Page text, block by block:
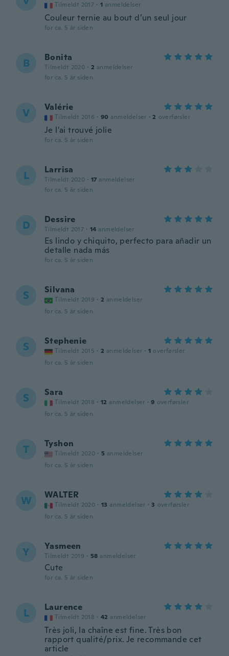
Tilmeldt 2017 · 1 anmeldelser
Couleur ternie au bout d’un seul jour
for ca. 5 år siden
B Bonita
Tilmeldt 2020 · 2 anmeldelser
for ca. 5 år siden
V Valérie
Tilmeldt 2016 · 90 anmeldelser · 2 overførsler
Je l'ai trouvé jolie
for ca. 5 år siden
L Larrisa
Tilmeldt 2020 · 17 anmeldelser
for ca. 5 år siden
D Dessire
Tilmeldt 2017 · 14 anmeldelser
Es lindo y chiquito, perfecto para añadir un
detalle nada más
for ca. 5 år siden
S Silvana
Tilmeldt 2019 · 2 anmeldelser
for ca. 5 år siden
S Stephenie
Tilmeldt 2015 · 2 anmeldelser · 1 overførsler
for ca. 5 år siden
S Sara
Tilmeldt 2018 · 12 anmeldelser · 9 overførsler
for ca. 5 år siden
T Tyshon
Tilmeldt 2020 · 5 anmeldelser
for ca. 5 år siden
W WALTER
Tilmeldt 2020 · 13 anmeldelser · 3 overførsler
for ca. 5 år siden
Y Yasmeen
Tilmeldt 2019 · 58 anmeldelser
Cute
for ca. 5 år siden
L Laurence
Tilmeldt 2018 · 42 anmeldelser
Très joli, la chaîne est fine. Très bon
rapport qualité/prix. Je recommande cet
article